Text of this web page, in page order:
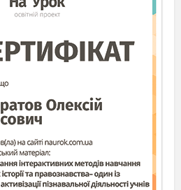
твердження, що
на Землі виникли
млрд років тому.
біосфері неможливий без
створювати органічні
біосфери не може
озонового шару.
на Землі з’явилися